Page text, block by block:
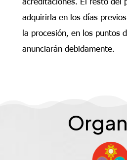
adquirirla en los días
la procesión, en los puntos
anunciarán debidamente.